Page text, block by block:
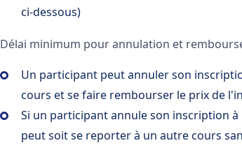
ci-dessous)
Délai minimum pour annulation et
Un participant peut annuler son
cours et se faire rembourser le prix de
Si un participant annule son inscription
peut soit se reporter à un autre cours